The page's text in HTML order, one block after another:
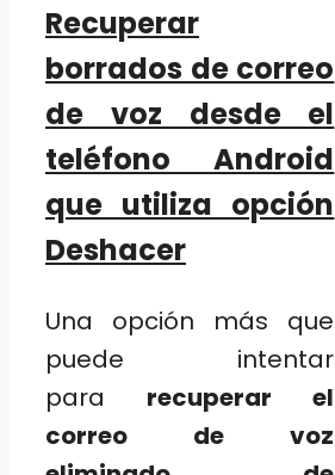
Recuperar
borrados de correo
de voz desde el
teléfono Android
que utiliza opción
Deshacer
Una opción más que
puede intentar
para recuperar el
correo de voz